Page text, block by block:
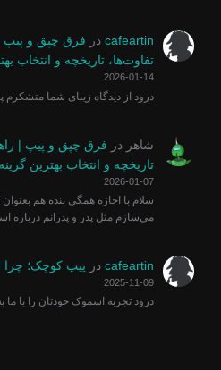
cafeartin در فرق چپق و پیپ
تفاوت‌ها، تاریخچه و انتخاب
2026-01-14
درود از دیدگاه زیبای شما متشکرم
شاهر در فرق چپق و پیپ |
تاریخچه و انتخاب بهترین گزینه
2026-01-07
سلام با اجازه همگی بنده هم
می‌سازم مثل پدر و پدرانم
cafeartin در پیپ کوچک؛ چرا
2025-11-09
درود تجربه اسموک خودتان را با ما